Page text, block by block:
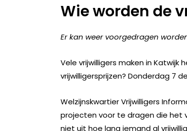
Wie worden de
Er kan weer voorgedragen
Vele vrijwilligers maken in Katwijk
vrijwilligersprijzen? Donderdag 7
Welzijnskwartier Vrijwilligers
projecten voor te dragen die het
niet uit hoe lang iemand al